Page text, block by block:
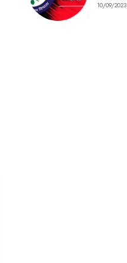
10/09/2023